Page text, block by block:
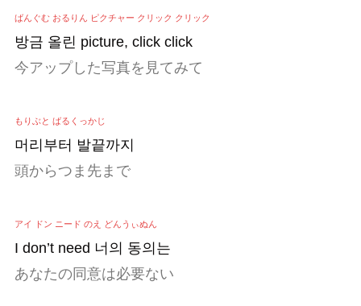
ばんぐむ おるりん ピクチャー クリック クリック
방금 올린 picture, click click
今アップした写真を見てみて
もりぶと ばるくっかじ
머리부터 발끝까지
頭からつま先まで
アイ ドン ニード のえ どんうぃぬん
I don’t need 너의 동의는
あなたの同意は必要ない